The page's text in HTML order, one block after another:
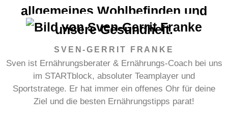
SVEN-GERRIT FRANKE
Sven ist Ernährungsberater & Ernährungs-Coach bei uns
im STARTblock, absoluter Teamplayer und
Sportstratege. Er hat immer ein offenes Ohr für deine
Ziel und die besten Ernährungstipps parat!